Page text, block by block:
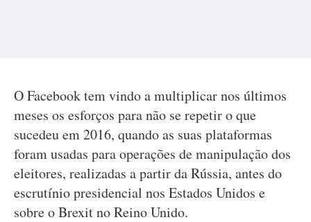
O Facebook tem vindo a multiplicar nos últimos
meses os esforços para não se repetir o que
sucedeu em 2016, quando as suas plataformas
foram usadas para operações de manipulação dos
eleitores, realizadas a partir da Rússia, antes do
escrutínio presidencial nos Estados Unidos e
sobre o Brexit no Reino Unido.